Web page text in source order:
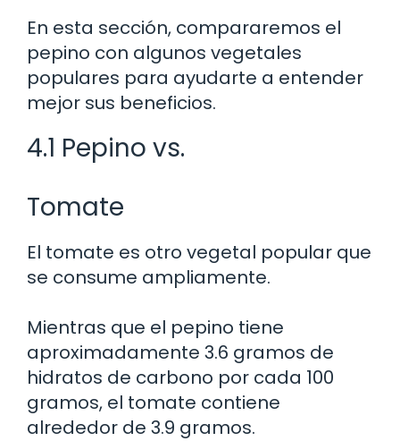
En esta sección, compararemos el
pepino con algunos vegetales
populares para ayudarte a entender
mejor sus beneficios.
4.1 Pepino vs.
Tomate
El tomate es otro vegetal popular que
se consume ampliamente.
Mientras que el pepino tiene
aproximadamente 3.6 gramos de
hidratos de carbono por cada 100
gramos, el tomate contiene
alrededor de 3.9 gramos.